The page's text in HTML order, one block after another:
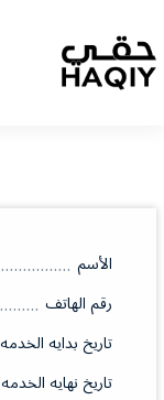
الأسم
رقم الهاتف
تاريخ بدايه الخدمه
تاريخ نهايه الخدمه